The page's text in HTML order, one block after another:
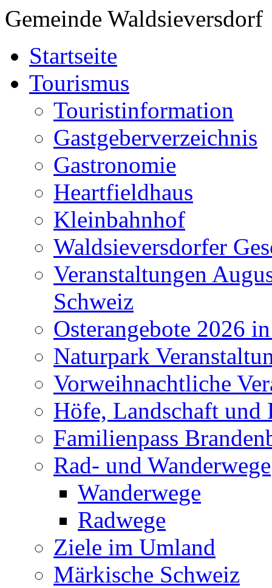
Gemeinde Waldsieversdorf
Startseite
Tourismus
Touristinformation
Gastgeberverzeichnis
Gastronomie
Heartfieldhaus
Kleinbahnhof
Waldsieversdorfer
Veranstaltungen
Schweiz
Osterangebote 2026
Naturpark
Vorweihnachtliche
Höfe, Landschaft und
Familienpass
Rad- und Wanderwege
Wanderwege
Radwege
Ziele im Umland
Märkische Schweiz